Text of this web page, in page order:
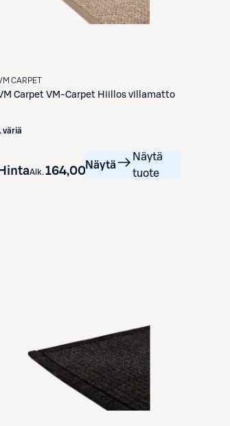
CARPET
Carpet VM-Carpet Hiillos villamatto
väriä
HintaAlk. 164,00 €Näytä
Näytä
tuote